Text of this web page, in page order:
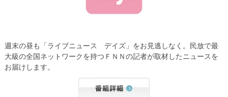
週末の昼も「ライブニュース デイズ」をお見逃しなく。民放で最
大級の全国ネットワークを持つＦＮＮの記者が取材したニュースを
お届けします。